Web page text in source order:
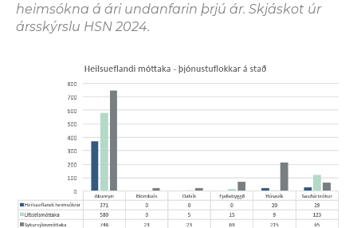
heimsókna á ári undanfarin þrjú ár. Skjáskot úr
ársskýrslu HSN 2024.